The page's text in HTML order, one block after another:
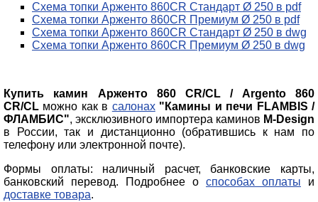
Схема топки Арженто 860CR Стандарт Ø 250 в pdf
Схема топки Арженто 860CR Премиум Ø 250 в pdf
Схема топки Арженто 860CR Стандарт Ø 250 в dwg
Схема топки Арженто 860CR Премиум Ø 250 в dwg
Купить камин Арженто 860 CR/CL / Argento 860
CR/CL можно как в салонах "Камины и печи FLAMBIS /
ФЛАМБИС", эксклюзивного импортера каминов M-Design
в России, так и дистанционно (обратившись к нам по
телефону или электронной почте).
Формы оплаты: наличный расчет, банковские карты,
банковский перевод. Подробнее о способах оплаты и
доставке товара.